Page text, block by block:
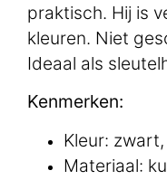
praktisch. Hij is
kleuren. Niet
Ideaal als
Kenmerken:
Kleur:
Materiaal: